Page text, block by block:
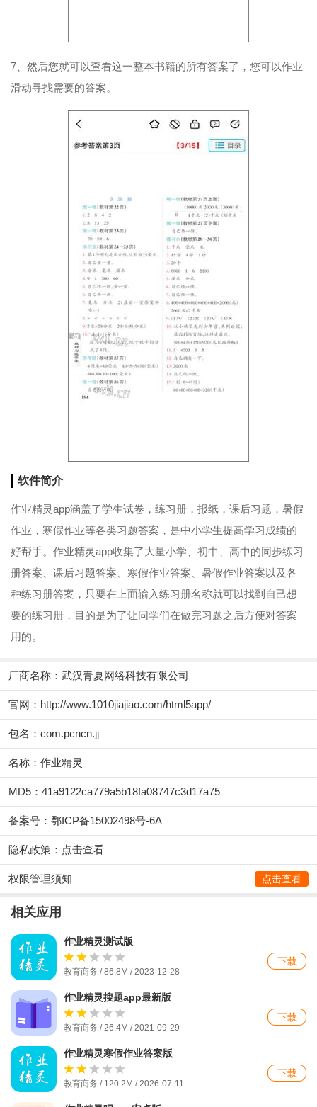
7、然后您就可以查看这一整本书籍的所有答案了，您可以作业
滑动寻找需要的答案。
软件简介
作业精灵app涵盖了学生试卷，练习册，报纸，课后习题，暑假
作业，寒假作业等各类习题答案，是中小学生提高学习成绩的
好帮手。作业精灵app收集了大量小学、初中、高中的同步练习
册答案、课后习题答案、寒假作业答案、暑假作业答案以及各
种练习册答案，只要在上面输入练习册名称就可以找到自己想
要的练习册，目的是为了让同学们在做完习题之后方便对答案
用的。
厂商名称： 武汉青夏网络科技有限公司
官网： http://www.1010jiajiao.com/html5app/
包名：com.pcncn.jj
名称：作业精灵
MD5：41a9122ca779a5b18fa08747c3d17a75
备案号：鄂ICP备15002498号-6A
隐私政策： 点击查看
权限管理须知 点击查看
相关应用
作业精灵测试版
教育商务 / 86.8M / 2023-12-28
下载
作业精灵搜题app最新版
教育商务 / 26.4M / 2021-09-29
下载
作业精灵寒假作业答案版
教育商务 / 120.2M / 2026-07-11
下载